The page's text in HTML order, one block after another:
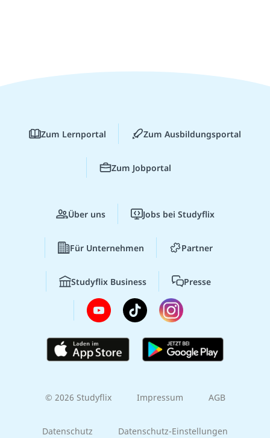
Zum Lernportal Zum Ausbildungsportal
Zum Jobportal
Über uns Jobs bei Studyflix
Für Unternehmen Partner
Studyflix Business Presse
© 2026 Studyflix Impressum AGB
Datenschutz Datenschutz-Einstellungen